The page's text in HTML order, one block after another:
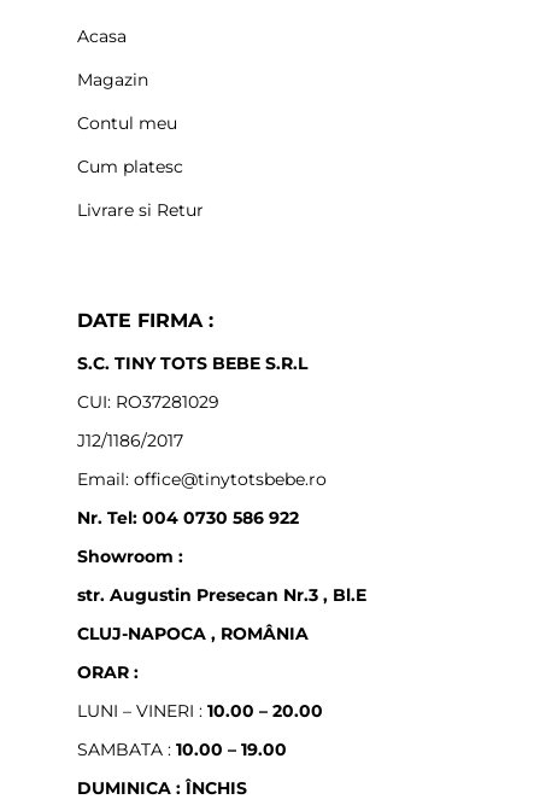
Acasa
Magazin
Contul meu
Cum platesc
Livrare si Retur
DATE FIRMA :
S.C. TINY TOTS BEBE S.R.L
CUI: RO37281029
J12/1186/2017
Email: office@tinytotsbebe.ro
Nr. Tel: 004 0730 586 922
Showroom :
str. Augustin Presecan Nr.3 , Bl.E
CLUJ-NAPOCA , ROMÂNIA
ORAR :
LUNI – VINERI : 10.00 – 20.00
SAMBATA : 10.00 – 19.00
DUMINICA : ÎNCHIS